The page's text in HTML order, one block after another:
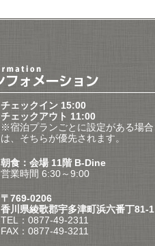
チェックイン 15:00
チェックアウト 11:00
※宿泊プランごとに設定がある場合
は、そちらが優先されます。
朝食：会場 11階 B-Dine
営業時間 6:30～9:00
〒769-0206
香川県綾歌郡宇多津町浜六番丁81-1
TEL：0877-49-2311
FAX：0877-49-3211